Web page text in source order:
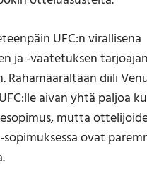
UFC:n virallisena
ja -vaatetuksen
.Rahamäärältään diili
aivan yhtä paljoa
mutta
ovat